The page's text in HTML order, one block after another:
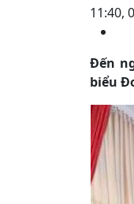
11:40,
Đến
biểu